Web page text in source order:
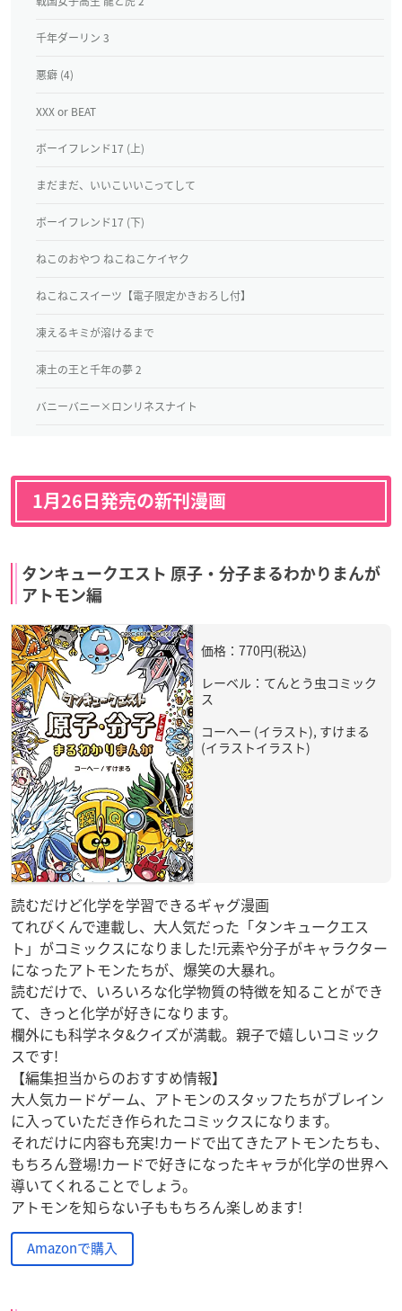
千年ダーリン 3
悪癖 (4)
XXX or BEAT
ボーイフレンド17 (上)
まだまだ、いいこいいこってして
ボーイフレンド17 (下)
ねこのおやつ ねこねこケイヤク
ねこねこスイーツ【電子限定かきおろし付】
凍えるキミが溶けるまで
凍土の王と千年の夢 2
バニーバニー×ロンリネスナイト
1月26日発売の新刊漫画
タンキュークエスト 原子・分子まるわかりまんが
アトモン編
価格：770円(税込)
レーベル：てんとう虫コミック
ス
コーヘー (イラスト), すけまる
(イラストイラスト)
読むだけど化学を学習できるギャグ漫画
てれびくんで連載し、大人気だった「タンキュークエス
ト」がコミックスになりました!元素や分子がキャラクター
になったアトモンたちが、爆笑の大暴れ。
読むだけで、いろいろな化学物質の特徴を知ることができ
て、きっと化学が好きになります。
欄外にも科学ネタ&クイズが満載。親子で嬉しいコミック
スです!
【編集担当からのおすすめ情報】
大人気カードゲーム、アトモンのスタッフたちがブレイン
に入っていただき作られたコミックスになります。
それだけに内容も充実!カードで出てきたアトモンたちも、
もちろん登場!カードで好きになったキャラが化学の世界へ
導いてくれることでしょう。
アトモンを知らない子ももちろん楽しめます!
Amazonで購入